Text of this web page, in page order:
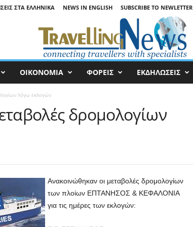
ΣΤΑ ΕΛΛΗΝΙΚΆ NEWS IN ENGLISH SUBSCRIBE TO NEWLETTER
ΟΙΚΟΝΟΜΙΑ ΦΟΡΕΙΣ ΕΚΔΗΛΩΣΕΙΣ
λόγω εκλογών
δρομολογίων
Ανακοινώθηκαν οι μεταβολές δρομολογίων
των πλοίων ΕΠΤΑΝΗΣΟΣ & ΚΕΦΑΛΟΝΙΑ
για τις ημέρες των εκλογών: